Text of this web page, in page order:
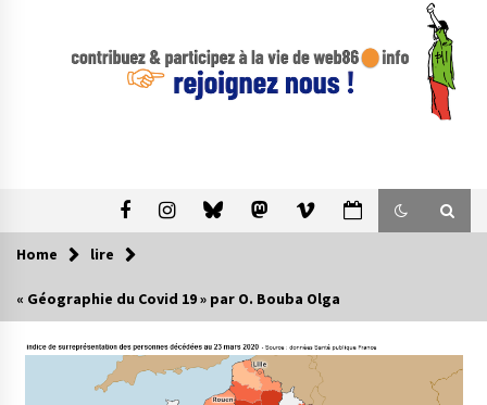
Home lire
« Géographie du Covid 19 » par O. Bouba Olga